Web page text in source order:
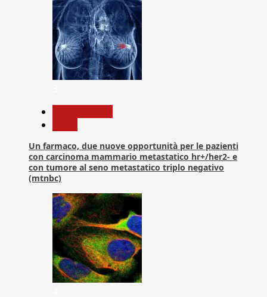
Un farmaco, due nuove opportunità per le pazienti
con carcinoma mammario metastatico hr+/her2- e
con tumore al seno metastatico triplo negativo
(mtnbc)